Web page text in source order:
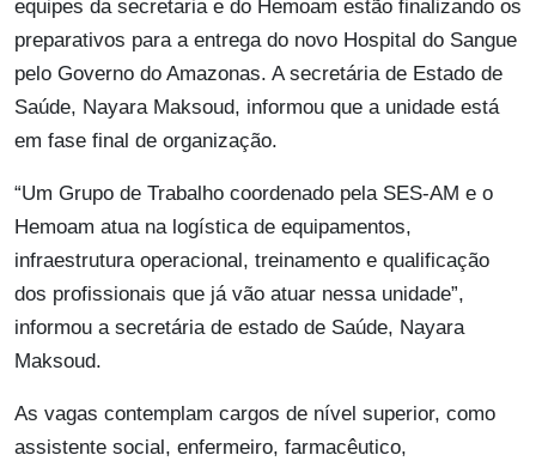
equipes da secretaria e do Hemoam estão finalizando os
preparativos para a entrega do novo Hospital do Sangue
pelo Governo do Amazonas. A secretária de Estado de
Saúde, Nayara Maksoud, informou que a unidade está
em fase final de organização.
“Um Grupo de Trabalho coordenado pela SES-AM e o
Hemoam atua na logística de equipamentos,
infraestrutura operacional, treinamento e qualificação
dos profissionais que já vão atuar nessa unidade”,
informou a secretária de estado de Saúde, Nayara
Maksoud.
As vagas contemplam cargos de nível superior, como
assistente social, enfermeiro, farmacêutico,